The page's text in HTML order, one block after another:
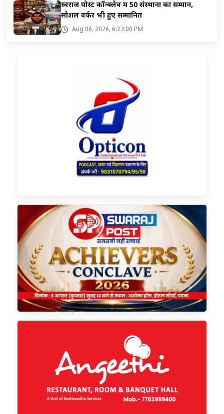
स्वराज पोस्ट कॉन्क्लेव में 50 संस्थानों का सम्मान,
सोशल वर्कर भी हुए सम्मानित
Aug 06, 2026, 6:23:00 PM